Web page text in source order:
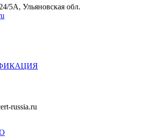
5А, Ульяновская обл.
russia.ru